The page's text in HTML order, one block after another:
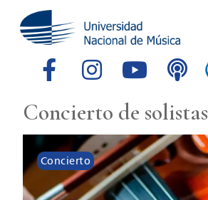
Concierto de solistas
Concierto